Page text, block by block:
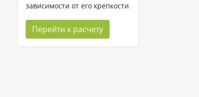
зависимости от его крепкости
Перейти к расчету